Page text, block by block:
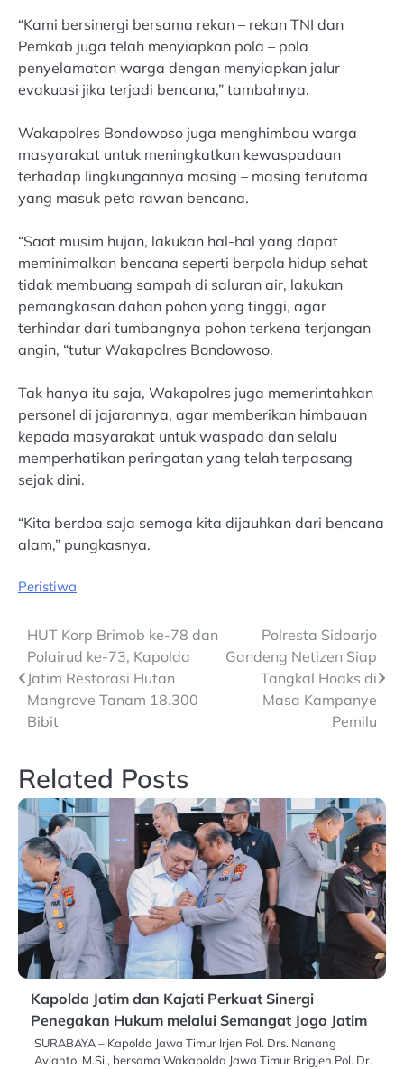
“Kami bersinergi bersama rekan – rekan TNI dan
Pemkab juga telah menyiapkan pola – pola
penyelamatan warga dengan menyiapkan jalur
evakuasi jika terjadi bencana,” tambahnya.
Wakapolres Bondowoso juga menghimbau warga
masyarakat untuk meningkatkan kewaspadaan
terhadap lingkungannya masing – masing terutama
yang masuk peta rawan bencana.
“Saat musim hujan, lakukan hal-hal yang dapat
meminimalkan bencana seperti berpola hidup sehat
tidak membuang sampah di saluran air, lakukan
pemangkasan dahan pohon yang tinggi, agar
terhindar dari tumbangnya pohon terkena terjangan
angin, “tutur Wakapolres Bondowoso.
Tak hanya itu saja, Wakapolres juga memerintahkan
personel di jajarannya, agar memberikan himbauan
kepada masyarakat untuk waspada dan selalu
memperhatikan peringatan yang telah terpasang
sejak dini.
“Kita berdoa saja semoga kita dijauhkan dari bencana
alam,” pungkasnya.
Peristiwa
Post
navigation
HUT Korp Brimob ke-78 dan
Polairud ke-73, Kapolda
Jatim Restorasi Hutan
Mangrove Tanam 18.300
Bibit
Polresta Sidoarjo
Gandeng Netizen Siap
Tangkal Hoaks di
Masa Kampanye
Pemilu
Related Posts
Kapolda Jatim dan Kajati Perkuat Sinergi
Penegakan Hukum melalui Semangat Jogo Jatim
SURABAYA – Kapolda Jawa Timur Irjen Pol. Drs. Nanang
Avianto, M.Si., bersama Wakapolda Jawa Timur Brigjen Pol. Dr.